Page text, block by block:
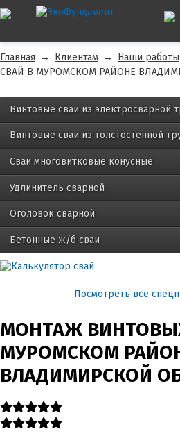
Главная → Клиентам → Наши работы
СВАЙ В МУРОМСКОМ РАЙОНЕ
Винтовые сваи из электросварной
Винтовые сваи из толстостенной
Сваи многовитковые конусные
Удлинитель сварной
Оголовок сварной
Бетонные ж/б сваи
Посмотреть все
МОНТАЖ
МУРОМСКОМ
ВЛАДИМИРСКОЙ